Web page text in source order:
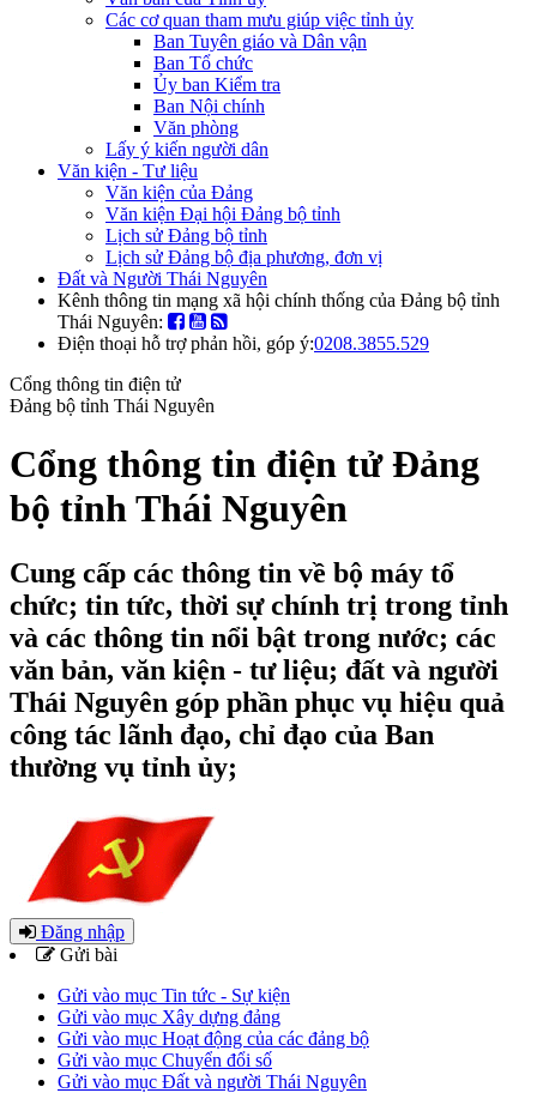
Các cơ quan tham mưu giúp việc tỉnh ủy
Ban Tuyên giáo và Dân vận
Ban Tổ chức
Ủy ban Kiểm tra
Ban Nội chính
Văn phòng
Lấy ý kiến người dân
Văn kiện - Tư liệu
Văn kiện của Đảng
Văn kiện Đại hội Đảng bộ tỉnh
Lịch sử Đảng bộ tỉnh
Lịch sử Đảng bộ địa phương, đơn vị
Đất và Người Thái Nguyên
Kênh thông tin mạng xã hội chính thống của Đảng bộ tỉnh
Thái Nguyên:
Điện thoại hỗ trợ phản hồi, góp ý:0208.3855.529
Cổng thông tin điện tử
Đảng bộ tỉnh Thái Nguyên
Cổng thông tin điện tử Đảng
bộ tỉnh Thái Nguyên
Cung cấp các thông tin về bộ máy tổ
chức; tin tức, thời sự chính trị trong tỉnh
và các thông tin nổi bật trong nước; các
văn bản, văn kiện - tư liệu; đất và người
Thái Nguyên góp phần phục vụ hiệu quả
công tác lãnh đạo, chỉ đạo của Ban
thường vụ tỉnh ủy;
Đăng nhập
Gửi bài
Gửi vào mục Tin tức - Sự kiện
Gửi vào mục Xây dựng đảng
Gửi vào mục Hoạt động của các đảng bộ
Gửi vào mục Chuyển đổi số
Gửi vào mục Đất và người Thái Nguyên